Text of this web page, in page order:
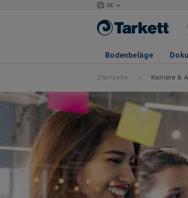
DE
Bodenbeläge
Startseite Karriere &